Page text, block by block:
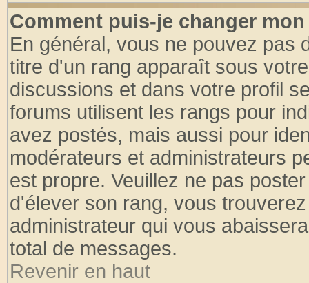
Comment puis-je changer
En général, vous ne pouvez pas
titre d'un rang apparaît sous
discussions et dans votre profil
forums utilisent les rangs pour
avez postés, mais aussi pour
modérateurs et administrateurs
est propre. Veuillez ne pas
d'élever son rang, vous
administrateur qui vous
total de messages.
Revenir en haut